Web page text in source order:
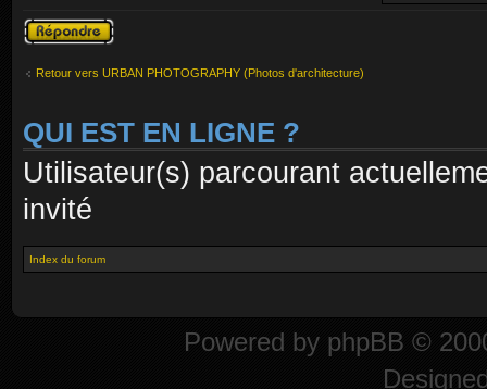
Publier une
réponse
Retour vers URBAN PHOTOGRAPHY (Photos d'architecture)
QUI EST EN LIGNE ?
Utilisateur(s) parcourant
invité
Index du forum
Powered by phpBB ©